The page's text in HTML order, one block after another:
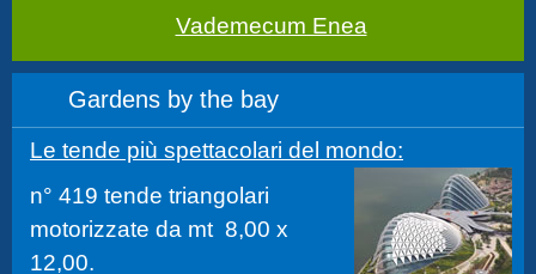
Vademecum Enea
Gardens by the bay
Le tende più spettacolari del mondo:
n° 419 tende triangolari
motorizzate da mt 8,00 x
12,00.